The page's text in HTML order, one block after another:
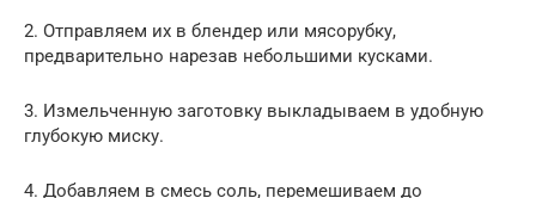
2. Отправляем их в блендер или мясорубку,
предварительно нарезав небольшими кусками.
3. Измельченную заготовку выкладываем в удобную
глубокую миску.
4. Добавляем в смесь соль, перемешиваем до